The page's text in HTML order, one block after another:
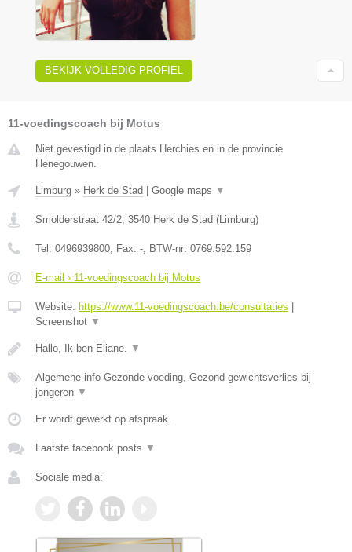
BEKIJK VOLLEDIG PROFIEL
11-voedingscoach bij Motus
Niet gevestigd in de plaats Herchies en in de provincie
Henegouwen.
Limburg » Herk de Stad | Google maps ▼
Smolderstraat 42/2 3540 Herk de Stad (Limburg)
Tel: 0496939800 , Fax: - , BTW-nr: 0769.592.159
E-mail › 11-voedingscoach bij Motus
Website: https://www.11-voedingscoach.be/consultaties |
Screenshot ▼
Hallo, Ik ben Eliane. ▼
Algemene info Gezonde voeding, Gezond gewichtsverlies bij
jongeren ▼
Er wordt gewerkt op afspraak.
Laatste facebook posts ▼
Sociale media: